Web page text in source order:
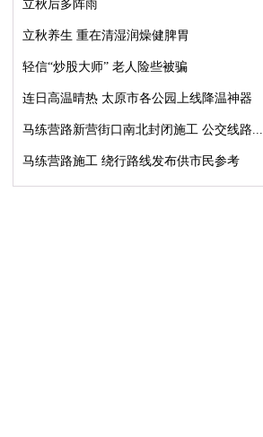
立秋后多阵雨
立秋养生 重在清湿润燥健脾胃
轻信“炒股大师” 老人险些被骗
连日高温晴热 太原市各公园上线降温神器
马练营路新营街口南北封闭施工 公交线路...
马练营路施工 绕行路线发布供市民参考